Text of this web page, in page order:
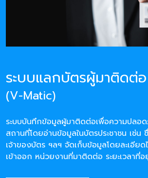
ระบบแลกบัตรผู้มาติดต่อ
(V-Matic)
ระบบบันทึกข้อมูลผู้มาติดต่อเพื่อความปลอ
สถานที่โดยอ่านข้อมูลในบัตรประชาชน เช่
เจ้าของบัตร ฯลฯ จัดเก็บข้อมูลโดยละเอียด
เข้าออก หน่วยงานที่มาติดต่อ ระยะเวลาที่อ